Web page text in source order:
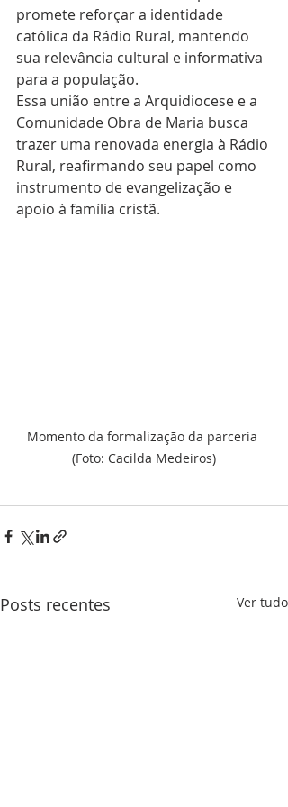
promete reforçar a identidade
católica da Rádio Rural, mantendo
sua relevância cultural e informativa
para a população.
Essa união entre a Arquidiocese e a
Comunidade Obra de Maria busca
trazer uma renovada energia à Rádio
Rural, reafirmando seu papel como
instrumento de evangelização e
apoio à família cristã.
Momento da formalização da parceria
(Foto: Cacilda Medeiros)
Posts recentes Ver tudo